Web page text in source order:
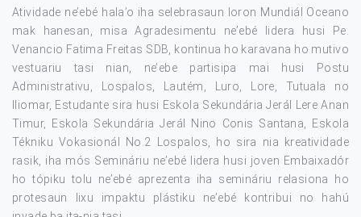
Atividade ne’ebé hala’o iha selebrasaun loron Mundiál Oceano
mak hanesan, misa Agradesimentu ne’ebé lidera husi Pe.
Venancio Fatima Freitas SDB, kontinua ho karavana ho mutivo
vestuariu tasi nian, ne’ebe partisipa mai husi Postu
Administrativu, Lospalos, Lautém, Luro, Lore, Tutuala no
Iliomar, Estudante sira husi Eskola Sekundária Jerál Lere Anan
Timur, Eskola Sekundária Jerál Nino Conis Santana, Eskola
Tékniku Vokasionál No.2 Lospalos, ho sira nia kreatividade
rasik, iha mós Semináriu ne’ebé lidera husi joven Embaixadór
ho tópiku tolu ne’ebé aprezenta iha semináriu relasiona ho
protesaun lixu impaktu plástiku ne’ebé kontribui no hahú